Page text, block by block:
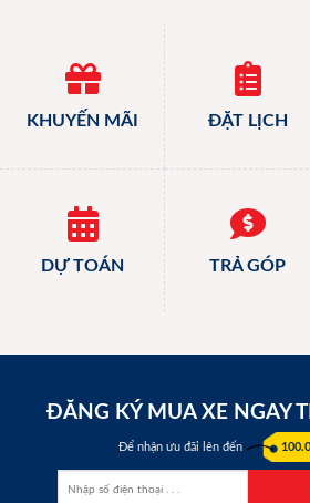
KHUYẾN MÃI ĐẶT LỊCH
DỰ TOÁN TRẢ GÓP
ĐĂNG KÝ MUA XE NGAY
Để nhận ưu đãi lên đến